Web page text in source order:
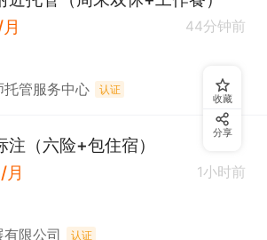
44分钟前
管服务中心 认证
（六险+包住宿）
1小时前
限公司 认证
收藏
分享